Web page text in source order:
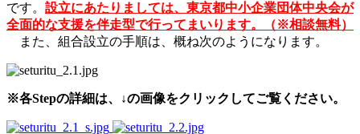
です。 設立にあたりましては、東京都中小企業団体中央会が
全面的な支援を伴走型で行ってまいります。（※相談無料）
また、組合設立の手順は、概ね次のようになります。
※各Stepの詳細は、↓の画像をクリックしてご覧ください。